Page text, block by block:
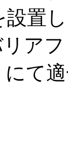
置
ア
て